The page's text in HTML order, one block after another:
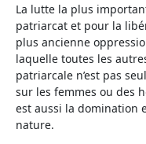
La lutte la plus
patriarcat et pour la
plus ancienne
laquelle toutes les
patriarcale n’est pas
sur les femmes ou des
est aussi la domination
nature.